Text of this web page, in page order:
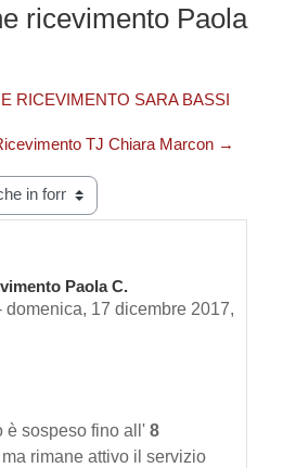
ricevimento Paola
RICEVIMENTO SARA BASSI
TJ Chiara Marcon →
Paola C.
domenica, 17 dicembre 2017,
0
è sospeso fino all' 8
ma rimane attivo il servizio